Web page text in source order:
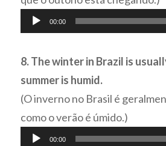
Tocador
de
áudio
00:00
8. The winter in Brazil is
summer is humid.
(O inverno no Brasil é
como o verão é úmido.)
Tocador
00:00